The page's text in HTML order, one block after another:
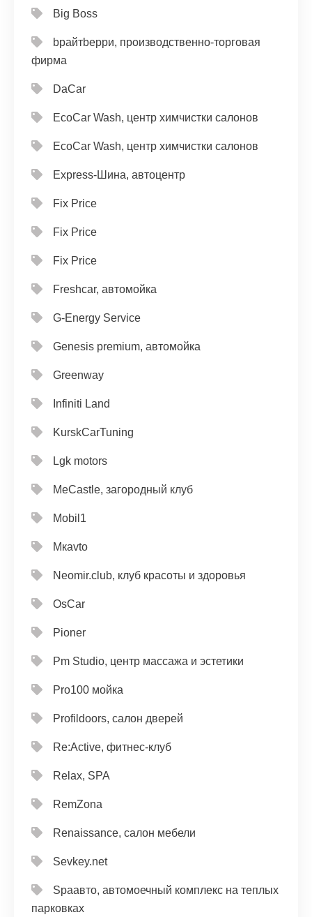
Big Boss
bрайтbерри, производственно-торговая
фирма
DaCar
EcoCar Wash, центр химчистки салонов
EcoCar Wash, центр химчистки салонов
Express-Шина, автоцентр
Fix Price
Fix Price
Fix Price
Freshcar, автомойка
G-Energy Service
Genesis premium, автомойка
Greenway
Infiniti Land
KurskCarTuning
Lgk motors
MeCastle, загородный клуб
Mobil1
Mкavto
Neomir.club, клуб красоты и здоровья
OsCar
Pioner
Pm Studio, центр массажа и эстетики
Pro100 мойка
Profildoors, салон дверей
Re:Active, фитнес-клуб
Relax, SPA
RemZona
Renaissance, салон мебели
Sevkey.net
Spaавто, автомоечный комплекс на теплых
парковках